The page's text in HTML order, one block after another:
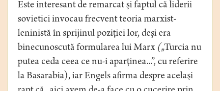
Este interesant de remarcat şi faptul că liderii
sovietici invocau frecvent teoria marxist-
leninistă în sprijinul poziţiei lor, deşi era
binecunoscută formularea lui Marx („Turcia nu
putea ceda ceea ce nu-i aparţinea...”, cu referire
la Basarabia), iar Engels afirma despre acelaşi